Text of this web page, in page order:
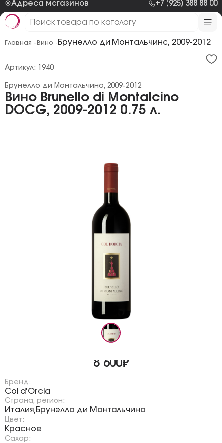
Адреса магазинов +7 (925) 388 88 00
Главная - Вино - Брунелло ди Монтальчино, 2009-2012
Вино Brunello di Montalcino
DOCG, 2009-2012 0.75 л.
Брунелло ди Монтальчино, 2009-2012
Артикул: 1940
8 600₽
Бренд:
Col d'Orcia
Страна, регион:
Италия,Брунелло ди Монтальчино
Цвет:
Красное
Сахар: